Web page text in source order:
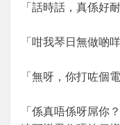
「話時話，真係好
「咁我琴日無做啲
「無呀，你打咗個
「係真唔係呀屌你